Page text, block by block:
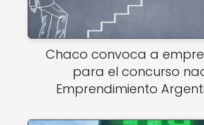
Chaco convoca a
para el concurso
Emprendimiento